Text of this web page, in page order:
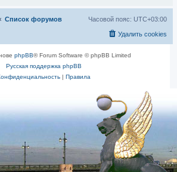
Список форумов Часовой пояс: UTC+03:00
Удалить cookies
phpBB® Forum Software © phpBB Limited
Русская поддержка phpBB
| Правила